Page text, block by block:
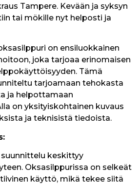
Tampere. Kevään ja syksyn
tai mökille nyt helposti ja
on ensiluokkainen
joka tarjoaa erinomaisen
Tämä
tarjoamaan tehokasta
ja helpottamaan
on yksityiskohtainen kuvaus
ja teknisistä tiedoista.
suunnittelu keskittyy
Oksasilppurissa on selkeät
käyttö, mikä tekee siitä